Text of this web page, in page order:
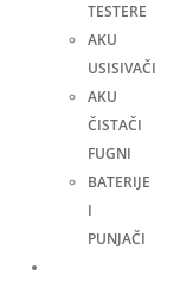
TESTERE
AKU
USISIVAČI
AKU
ČISTAČI
FUGNI
BATERIJE
I
PUNJAČI